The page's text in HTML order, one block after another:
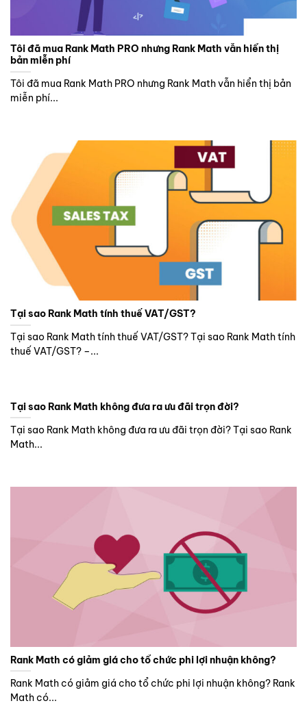
Tôi đã mua Rank Math PRO nhưng Rank Math vẫn hiển thị
bản miễn phí
Tôi đã mua Rank Math PRO nhưng Rank Math vẫn hiển thị bản
miễn phí...
Tại sao Rank Math tính thuế VAT/GST?
Tại sao Rank Math tính thuế VAT/GST? Tại sao Rank Math tính
thuế VAT/GST? –...
Tại sao Rank Math không đưa ra ưu đãi trọn đời?
Tại sao Rank Math không đưa ra ưu đãi trọn đời? Tại sao Rank
Math...
Rank Math có giảm giá cho tổ chức phi lợi nhuận không?
Rank Math có giảm giá cho tổ chức phi lợi nhuận không? Rank
Math có...